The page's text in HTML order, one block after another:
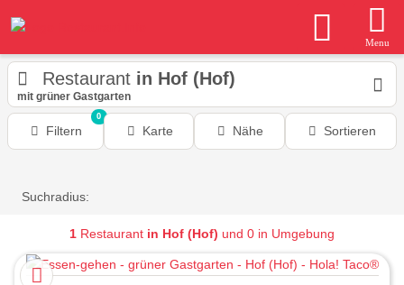
Menu
Restaurant in Hof (Hof)
mit grüner Gastgarten
Filtern
0
Karte Nähe Sortieren
Suchradius:
1 Restaurant in Hof (Hof) und 0 in Umgebung